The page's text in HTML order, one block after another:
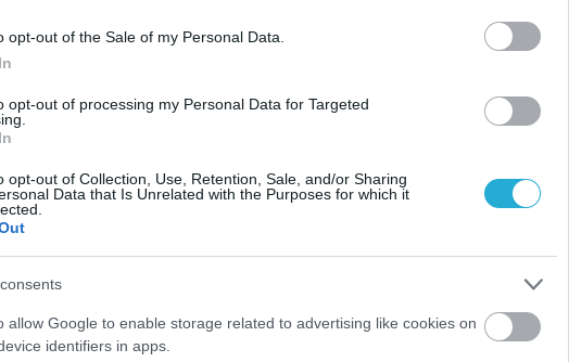
opt-out of the Sale of my Personal Data.
opt-out of processing my Personal Data for Targeted
opt-out of Collection, Use, Retention, Sale, and/or Sharing
Data that Is Unrelated with the Purposes for which it
allow Google to enable storage related to advertising like cookies on
identifiers in apps.
ισοφάρισε σε 23-23 όμως το λάθος σερβίς του
1-1 για την Κηφισιά.
κατάφεραν να αντέξουν στα δύσκολα και με το
τους γηπεδούχους. Ένα σετ όπου οι δύο ομάδες ήταν
Σπυριούνη και Μπάση να πάρει το προβάδισμα με 13-16
22-22, οι «κυανόλευκοι» με το λάθος σερβίς του Φίνγκερ
με έναν πόντο και έναν άσο απο τον Χουσάϊ που
αυτοί που χαμογέλασαν ήταν οι φιλοξενούμενοι που με